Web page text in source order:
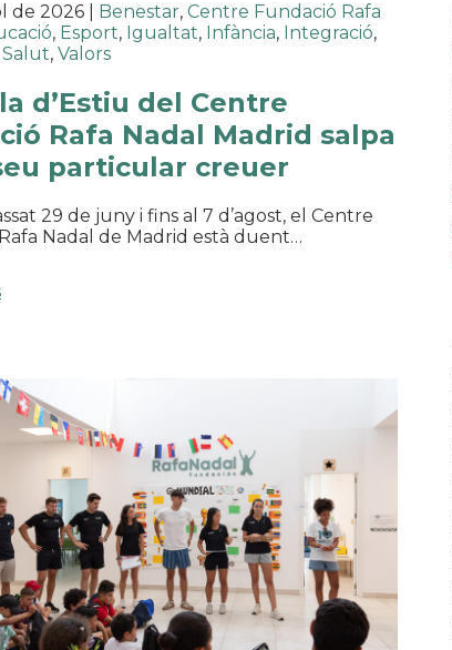
de 2026 Benestar, Centre Fundació Rafa
, Esport, Igualtat, Infància, Integració,
Salut, Valors
d’Estiu del Centre
Rafa Nadal Madrid salpa
particular creuer
29 de juny i fins al 7 d’agost, el Centre
Nadal de Madrid està duent…